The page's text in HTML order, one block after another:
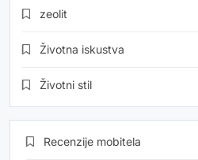
zeolit
Životna iskustva
Životni stil
Recenzije mobitela